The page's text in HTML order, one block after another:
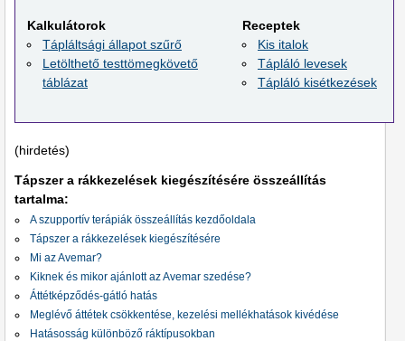
Kalkulátorok
Tápláltsági állapot szűrő
Letölthető testtömegkövető
táblázat
Receptek
Kis italok
Tápláló levesek
Tápláló kisétkezések
(hirdetés)
Tápszer a rákkezelések kiegészítésére összeállítás
tartalma:
A szupportív terápiák összeállítás kezdőoldala
Tápszer a rákkezelések kiegészítésére
Mi az Avemar?
Kiknek és mikor ajánlott az Avemar szedése?
Áttétképződés-gátló hatás
Meglévő áttétek csökkentése, kezelési mellékhatások kivédése
Hatásosság különböző ráktípusokban